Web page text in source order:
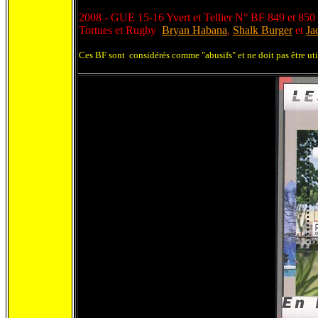
2008 - GUE 15-16 Yvert et Tellier N° BF 849 et 850
Tortues et Rugby Bryan Habana, Shalk Burgeret
Ces BF sont considérés comme "abusifs" et ne doit pas être